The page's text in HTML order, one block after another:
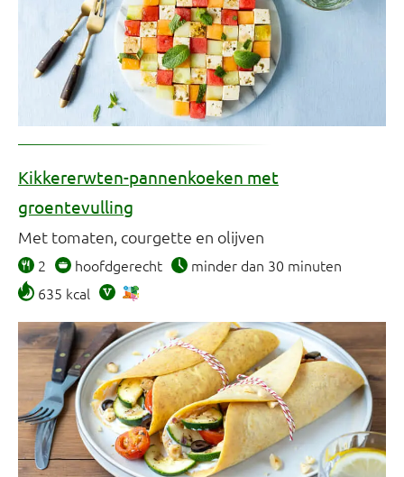
Kikkererwten-pannenkoeken met
groentevulling
Met tomaten, courgette en olijven
2 hoofdgerecht
minder dan 30 minuten
635 kcal